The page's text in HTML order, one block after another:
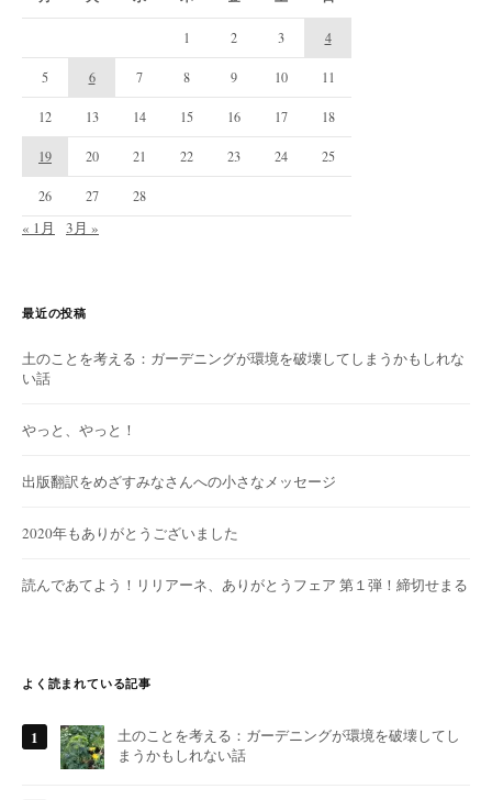
1 2 3 4
5 6 7 8 9 10 11
12 13 14 15 16 17 18
19 20 21 22 23 24 25
26 27 28
« 1月 3月 »
最近の投稿
土のことを考える：ガーデニングが環境を破壊してしまうかもしれな
い話
やっと、やっと！
出版翻訳をめざすみなさんへの小さなメッセージ
2020年もありがとうございました
読んであてよう！リリアーネ、ありがとうフェア 第１弾！締切せまる
よく読まれている記事
土のことを考える：ガーデニングが環境を破壊してし
まうかもしれない話